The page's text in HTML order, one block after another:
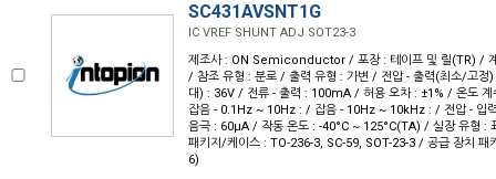
SC431AVSNT1G
IC VREF SHUNT ADJ SOT23-3
제조사 : ON Semiconductor / 포장 : 테이프 및 릴(TR) /
/ 참조 유형 : 분로 / 출력 유형 : 가변 / 전압 - 출력(최소/고정
대) : 36V / 전류 - 출력 : 100mA / 허용 오차 : ±1% / 온도
잡음 - 0.1Hz ~ 10Hz : / 잡음 - 10Hz ~ 10kHz : / 전압 - 입
음극 : 60µA / 작동 온도 : -40°C ~ 125°C(TA) / 실장 유형 :
패키지/케이스 : TO-236-3, SC-59, SOT-23-3 / 공급 장치 패
6)